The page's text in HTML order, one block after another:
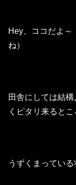
Hey、ココだよ～
ね）
田舎にしては結
くピタリ来ると
うずくまってい